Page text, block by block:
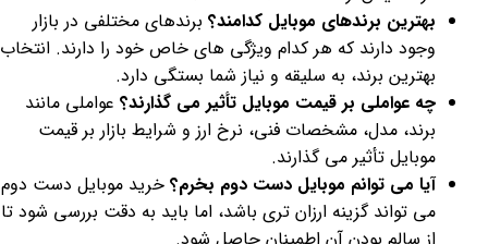
بهترین برندهای موبایل کدامند؟ برندهای مختلفی در بازار
وجود دارند که هر کدام ویژگی های خاص خود را دارند. انتخاب
بهترین برند، به سلیقه و نیاز شما بستگی دارد.
چه عواملی بر قیمت موبایل تأثیر می گذارند؟ عواملی مانند
برند، مدل، مشخصات فنی، نرخ ارز و شرایط بازار بر قیمت
موبایل تأثیر می گذارند.
آیا می توانم موبایل دست دوم بخرم؟ خرید موبایل دست دوم
می تواند گزینه ارزان تری باشد، اما باید به دقت بررسی شود تا